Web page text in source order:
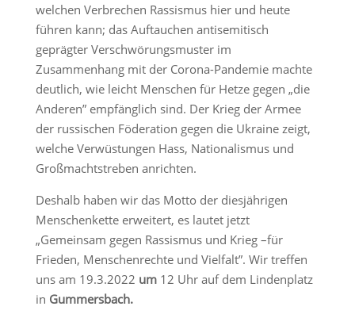
welchen Verbrechen Rassismus hier und heute
führen kann; das Auftauchen antisemitisch
geprägter Verschwörungs­muster im
Zusammenhang mit der Corona-Pandemie machte
deutlich, wie leicht Menschen für Hetze gegen „die
Anderen” empfänglich sind. Der Krieg der Armee
der russischen Föderation gegen die Ukraine zeigt,
welche Verwüstungen Hass, Nationalismus und
Großmachtstreben anrichten.
Deshalb haben wir das Motto der diesjährigen
Menschenkette erweitert, es lautet jetzt
„Gemeinsam gegen Rassismus und Krieg –für
Frieden, Menschenrechte und Vielfalt”. Wir treffen
uns am 19.3.2022 um 12 Uhr auf dem Lindenplatz
in Gummersbach.